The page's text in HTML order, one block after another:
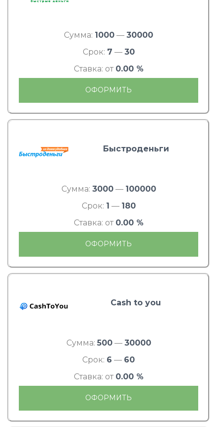
Сумма: 1000 — 30000
Срок: 7 — 30
Ставка: от 0.00 %
ОФОРМИТЬ
Быстроденьги
Сумма: 3000— 100000
Срок: 1 — 180
Ставка: от 0.00 %
ОФОРМИТЬ
Cash to you
Сумма: 500— 30000
Срок: 6 — 60
Ставка: от 0.00 %
ОФОРМИТЬ